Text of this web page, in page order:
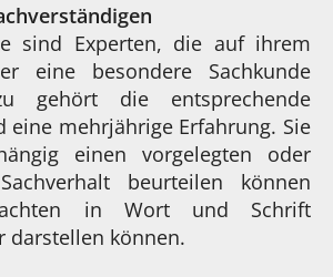
sind Experten, die auf ihrem
eine besondere Sachkunde
gehört die entsprechende
eine mehrjährige Erfahrung. Sie
einen vorgelegten oder
beurteilen können
in Wort und Schrift
darstellen können.